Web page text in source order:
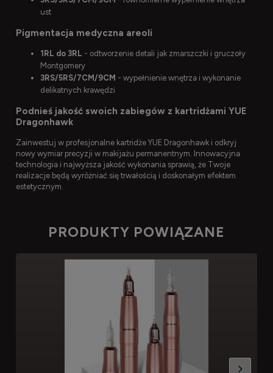
ust
Pigmentacja medyczna areoli
1RL do 3RL - odtworzenie detali jak zmarszczki i gruczoły
Montgomery
3RS/5RS/7CM/9CM - wypełnienie wnętrza i wykonanie
delikatnych krawędzi
Podnieś jakość swoich zabiegów z kartridżami YUE
Dragonhawk
Zainwestuj w profesjonalne kartridże YUE Dragonhawk i odkryj
nowy wymiar precyzji w makijażu permanentnym. Innowacyjna
technologia i najwyższa jakość wykonania sprawią, że Twoje
realizacje będą wyróżniać się trwałością i doskonałym efektem
estetycznym.
PRODUKTY POWIĄZANE